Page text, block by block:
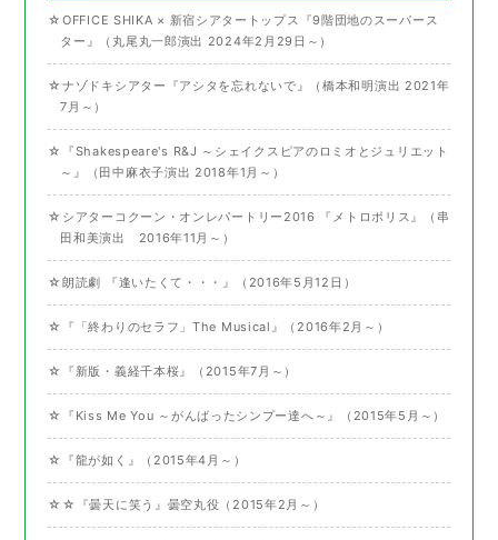
☆OFFICE SHIKA × 新宿シアタートップス『9階団地のスーパース
ター』（丸尾丸一郎演出 2024年2月29日～）
☆ナゾドキシアター『アシタを忘れないで』（橋本和明演出 2021年
7月～）
☆『Shakespeare's R&J ～シェイクスピアのロミオとジュリエット
～』（田中麻衣子演出 2018年1月～）
☆シアターコクーン・オンレパートリー2016 『メトロポリス』（串
田和美演出 2016年11月～）
☆朗読劇 『逢いたくて・・・』（2016年5月12日）
☆『「終わりのセラフ」The Musical』（2016年2月～）
☆『新版・義経千本桜』（2015年7月～）
☆『Kiss Me You ～がんばったシンプー達へ～』（2015年5月～）
☆『龍が如く』（2015年4月～）
☆☆『曇天に笑う』曇空丸役（2015年2月～）